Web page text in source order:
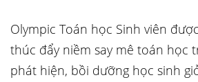
Olympic Toán học Sinh viên
thúc đẩy niềm say mê toán học
phát hiện, bồi dưỡng học sinh